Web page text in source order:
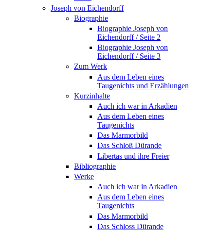
Joseph von Eichendorff
Biographie
Biographie Joseph von
Eichendorff / Seite 2
Biographie Joseph von
Eichendorff / Seite 3
Zum Werk
Aus dem Leben eines
Taugenichts und Erzählungen
Kurzinhalte
Auch ich war in Arkadien
Aus dem Leben eines
Taugenichts
Das Marmorbild
Das Schloß Dürande
Libertas und ihre Freier
Bibliographie
Werke
Auch ich war in Arkadien
Aus dem Leben eines
Taugenichts
Das Marmorbild
Das Schloss Dürande